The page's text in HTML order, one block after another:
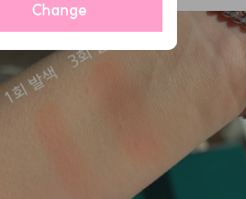
을 거쳐 갔지만 결국 다시 이 제품을 찾게 된 건
체 불가능한 독보적인 제품력 때문입니다.
처음 쓰던 제품을 1년 동안 꾸준히 사용하면서도
질리거나 변질되는 느낌 없이 마지막까지 입술
편안하게 잘 썼는데, 재구매한 새제품을 뜯어보
니 역시 그 보송하고 포슬한 감성이 그대로네요.
뻑뻑하거나 건조하게 조여오는 매트 립이 아니
라, 입술 주름을 부드럽게 메워주며 블러 처리를
한 듯 뽀얗게 표현되는 텍스처는 여전히 감탄스
Change